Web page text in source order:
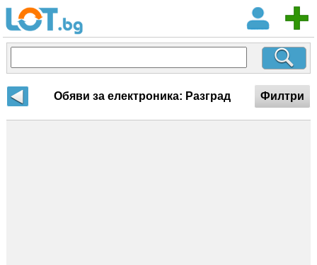
Обяви за електроника: Разград Филтри